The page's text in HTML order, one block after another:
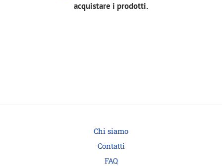
acquistare i prodotti.
Chi siamo
Contatti
FAQ